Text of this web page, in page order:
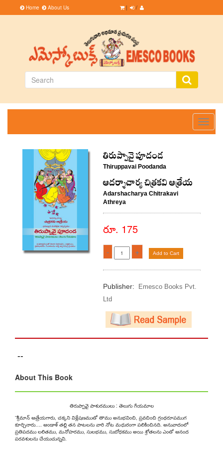
Home About Us | /
Toggle
తిరుప్పావై పూదండ
Thiruppavai Poodanda
ఆదర్శాచార్య చిత్రకవి ఆత్రేయ
Adarshacharya Chitrakavi
Athreya
రూ. 175
- + Add to Cart
Publisher:
Emesco Books Pvt.
Ltd
--
About This Book
తిరుప్పావై పాశురములు : తెలుగు గేయమాల
”శ్రీమాన్‌ ఆత్రేయగారు, చక్కని విశ్లేషణముతో తాము అనుభవించి, ప్రవచించి గ్రంథరూపముగ
కూర్చినారు…. ఆండాళ్‌ తల్లి తన పాటలను వారి నోట మధురంగా పలికించినది. అనువాదంలో
ప్రతిపదము లలితము, మనోహరము, సులభము, సుబోధకము అయి శ్రోతలను ఎంతో ఆనంద
పరవశులను చేయుచున్నవి.